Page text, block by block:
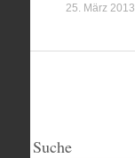
25. März 2013
Suche